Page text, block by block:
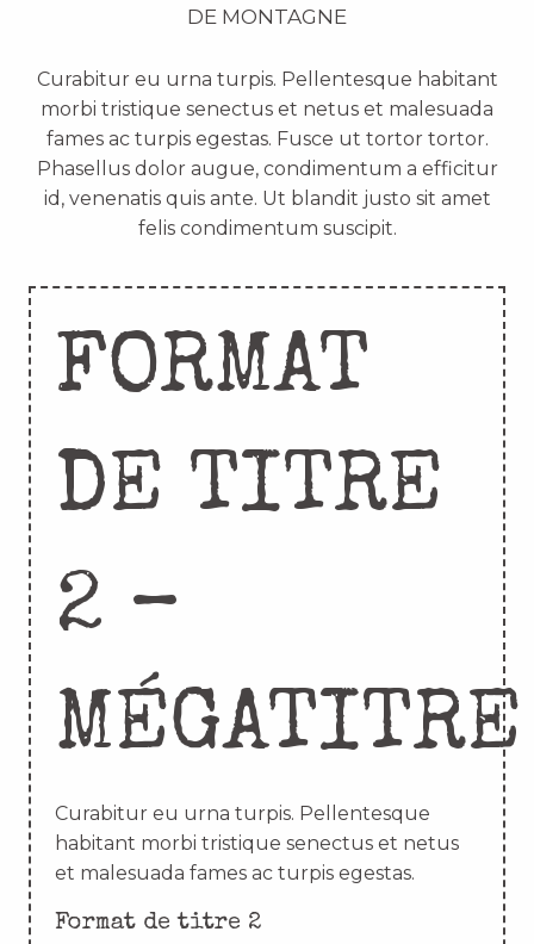
DE MONTAGNE
Curabitur eu urna turpis. Pellentesque habitant
morbi tristique senectus et netus et malesuada
fames ac turpis egestas. Fusce ut tortor tortor.
Phasellus dolor augue, condimentum a efficitur
id, venenatis quis ante. Ut blandit justo sit amet
felis condimentum suscipit.
FORMAT
DE TITRE
2 –
MÉGATITRE
Curabitur eu urna turpis. Pellentesque
habitant morbi tristique senectus et netus
et malesuada fames ac turpis egestas.
Format de titre 2